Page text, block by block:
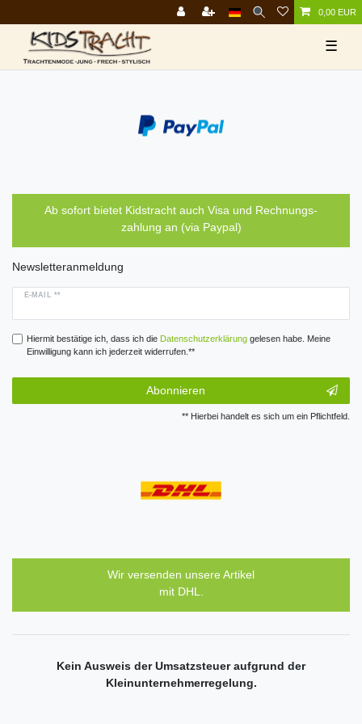
0,00 EUR
☰
Ab sofort bietet Kidstracht auch Visa und Rechnungs-
zahlung an (via Paypal)
Newsletteranmeldung
E-MAIL **
Hiermit bestätige ich, dass ich die Daten­schutz­erklärunggelesen habe. Meine
Einwilligung kann ich jederzeit widerrufen.**
Abonnieren
** Hierbei handelt es sich um ein Pflichtfeld.
Wir versenden unsere Artikel
mit DHL.
Kein Ausweis der Umsatzsteuer aufgrund der
Kleinunternehmerregelung.